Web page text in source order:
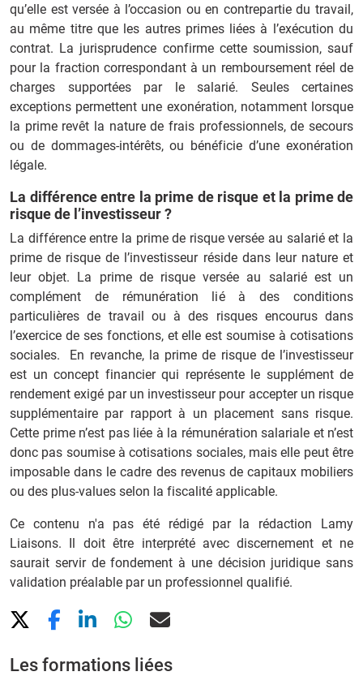
qu’elle est versée à l’occasion ou en contrepartie du travail,
au même titre que les autres primes liées à l’exécution du
contrat. La jurisprudence confirme cette soumission, sauf
pour la fraction correspondant à un remboursement réel de
charges supportées par le salarié. Seules certaines
exceptions permettent une exonération, notamment lorsque
la prime revêt la nature de frais professionnels, de secours
ou de dommages-intérêts, ou bénéficie d’une exonération
légale.
La différence entre la prime de risque et la prime de
risque de l’investisseur ?
La différence entre la prime de risque versée au salarié et la
prime de risque de l’investisseur réside dans leur nature et
leur objet. La prime de risque versée au salarié est un
complément de rémunération lié à des conditions
particulières de travail ou à des risques encourus dans
l’exercice de ses fonctions, et elle est soumise à cotisations
sociales. En revanche, la prime de risque de l’investisseur
est un concept financier qui représente le supplément de
rendement exigé par un investisseur pour accepter un risque
supplémentaire par rapport à un placement sans risque.
Cette prime n’est pas liée à la rémunération salariale et n’est
donc pas soumise à cotisations sociales, mais elle peut être
imposable dans le cadre des revenus de capitaux mobiliers
ou des plus-values selon la fiscalité applicable.
Ce contenu n'a pas été rédigé par la rédaction Lamy
Liaisons. Il doit être interprété avec discernement et ne
saurait servir de fondement à une décision juridique sans
validation préalable par un professionnel qualifié.
Les formations liées